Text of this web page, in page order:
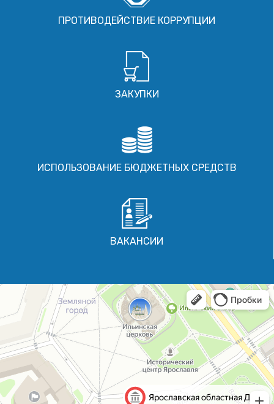
ПРОТИВОДЕЙСТВИЕ КОРРУПЦИИ
ЗАКУПКИ
ИСПОЛЬЗОВАНИЕ БЮДЖЕТНЫХ СРЕДСТВ
ВАКАНСИИ